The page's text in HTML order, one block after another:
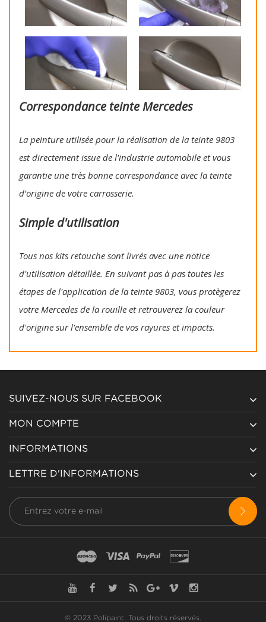
Correspondance teinte Mercedes
La peinture utilisée pour la réalisation de la teinte 9803
est directement issue de l'industrie automobile et vous
garantie une très bonne correspondance avec la teinte
d’origine de votre carrosserie.
Simple d'utilisation
Tous nos kits retouche sont livrés avec une notice
d'utilisation détaillée. En suivant pas à pas toutes les
étapes de l'application de la teinte 9803, vous protègerez
votre Mercedes de la rouille et retrouverez la couleur
d'origine sur l'ensemble de vos rayures et impacts.
SUIVEZ-NOUS SUR FACEBOOK
MON COMPTE
INFORMATIONS
LETTRE D'INFORMATIONS
© 2023 Polipaint. Tous droits réservés.